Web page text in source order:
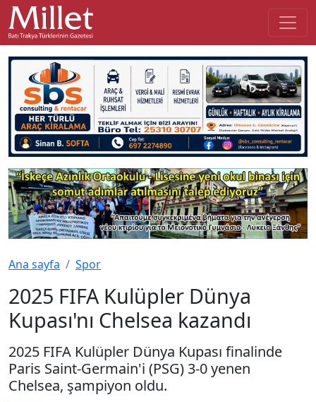
Ana sayfa Spor
2025 FIFA Kulüpler Dünya
Kupası'nı Chelsea kazandı
2025 FIFA Kulüpler Dünya Kupası finalinde
Paris Saint-Germain'i (PSG) 3-0 yenen
Chelsea, şampiyon oldu.